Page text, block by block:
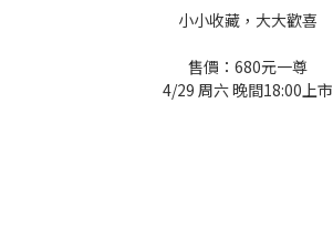
小小收藏，大大歡喜
售價：680元一尊
4/29 周六 晚間18:00上市